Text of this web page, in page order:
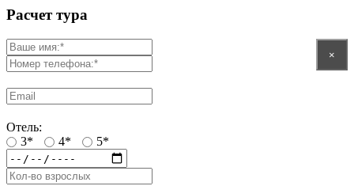
Расчет тура
×
Отель:
3*
4* 5*